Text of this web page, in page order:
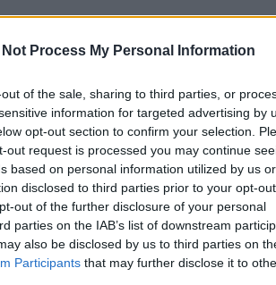
Not Process My Personal Information
of the sale, sharing to third parties, or
information for targeted advertising by
opt-out section to confirm your selection.
out request is processed you may continue
based on personal information utilized by us or
disclosed to third parties prior to your opt-
out of the further disclosure of your personal
parties on the IAB’s list of downstream
also be disclosed by us to third parties on
Participants that may further disclose it to